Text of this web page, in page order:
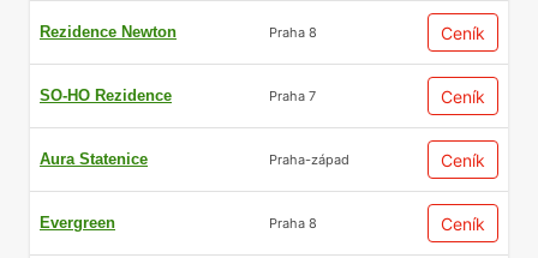
Rezidence Newton Praha 8 Ceník
SO-HO Rezidence Praha 7 Ceník
Aura Statenice Praha-západ Ceník
Evergreen Praha 8 Ceník